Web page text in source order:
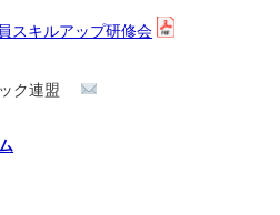
スキルアップ研修会
ク連盟